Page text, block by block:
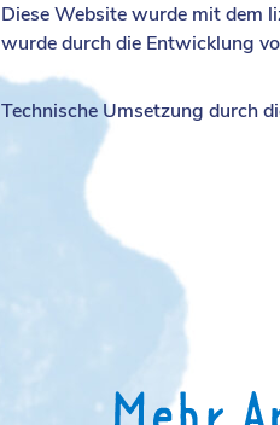
Diese Website wurde mit dem
wurde durch die Entwicklung
Technische Umsetzung durch